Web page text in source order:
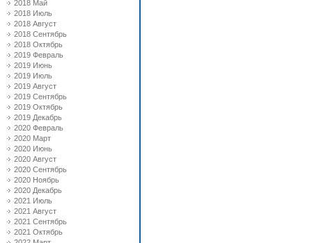
2018 Май
2018 Июль
2018 Август
2018 Сентябрь
2018 Октябрь
2019 Февраль
2019 Июнь
2019 Июль
2019 Август
2019 Сентябрь
2019 Октябрь
2019 Декабрь
2020 Февраль
2020 Март
2020 Июнь
2020 Август
2020 Сентябрь
2020 Ноябрь
2020 Декабрь
2021 Июль
2021 Август
2021 Сентябрь
2021 Октябрь